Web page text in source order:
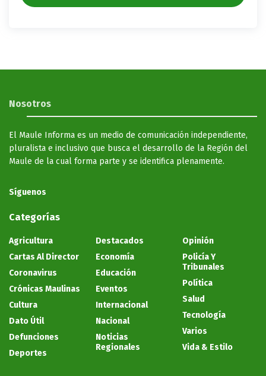
Nosotros
El Maule Informa es un medio de comunicación independiente,
pluralista e inclusivo que busca el desarrollo de la Región del
Maule de la cual forma parte y se identifica plenamente.
Síguenos
Categorías
Agricultura
Cartas Al Director
Coronavirus
Crónicas Maulinas
Cultura
Dato Útil
Defunciones
Deportes
Destacados
Economía
Educación
Eventos
Internacional
Nacional
Noticias
Regionales
Opinión
Policía Y
Tribunales
Política
Salud
Tecnología
Varios
Vida & Estilo